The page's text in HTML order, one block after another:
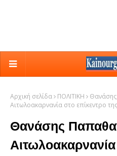
Αρχική σελίδα ΠΟΛΙΤΙΚΗ
Αιτωλοακαρνανία στο επίκεντρο
Θανάσης